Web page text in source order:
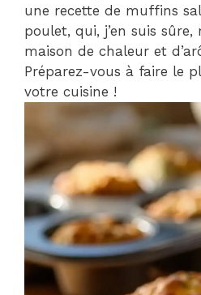
une recette de muffins
poulet, qui, j’en suis
maison de chaleur et
Préparez-vous à faire le
votre cuisine !